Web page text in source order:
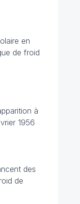
en
de froid
à
1956
des
de